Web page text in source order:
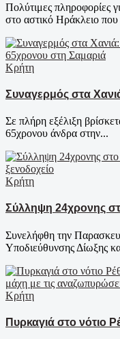
Πολύτιμες πληροφορίες
στο αστικό Ηράκλειο
Κρήτη
Συναγερμός στα
Σε πλήρη εξέλιξη
65χρονου άνδρα στην...
Κρήτη
Σύλληψη 24χρονης
Συνελήφθη την
Υποδιεύθυνσης Δίωξης
Κρήτη
Πυρκαγιά στο νότιο